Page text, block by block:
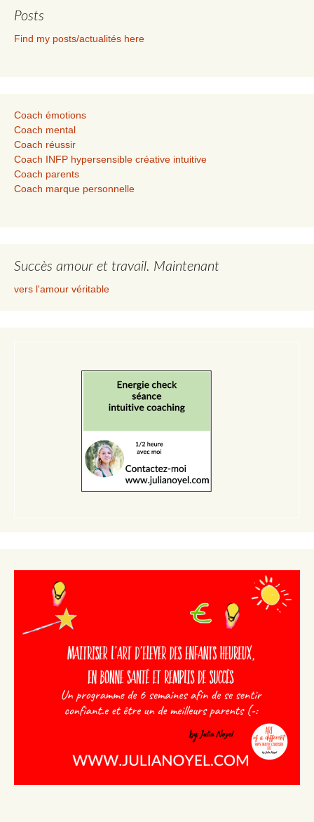
Posts
Find my posts/actualités here
Coach émotions
Coach mental
Coach réussir
Coach INFP hypersensible créative intuitive
Coach parents
Coach marque personnelle
Succès amour et travail. Maintenant
vers l'amour véritable